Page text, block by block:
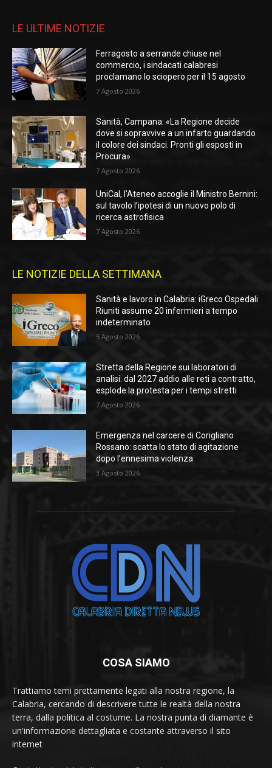
LE ULTIME NOTIZIE
Ferragosto a serrande chiuse nel
commercio, i sindacati calabresi
proclamano lo sciopero per il 15 agosto
7 Agosto 2026
Sanità, Campana: «La Regione decide
dove si sopravvive a un infarto guardando
il colore dei sindaci. Pronti gli esposti in
Procura»
7 Agosto 2026
UniCal, l’Ateneo accoglie il Ministro Bernini:
sul tavolo l’ipotesi di un nuovo polo di
ricerca astrofisica
7 Agosto 2026
LE NOTIZIE DELLA SETTIMANA
Sanità e lavoro in Calabria: iGreco Ospedali
Riuniti assume 20 infermieri a tempo
indeterminato
5 Agosto 2026
Stretta della Regione sui laboratori di
analisi: dal 2027 addio alle reti a contratto,
esplode la protesta per i tempi stretti
7 Agosto 2026
Emergenza nel carcere di Corigliano
Rossano: scatta lo stato di agitazione
dopo l’ennesima violenza
3 Agosto 2026
COSA SIAMO
Trattiamo temi prettamente legati alla nostra regione, la
Calabria, cercando di descrivere tutte le realtà della nostra
terra, dalla politica al costume. La nostra punta di diamante è
un'informazione dettagliata e costante attraverso il sito
internet